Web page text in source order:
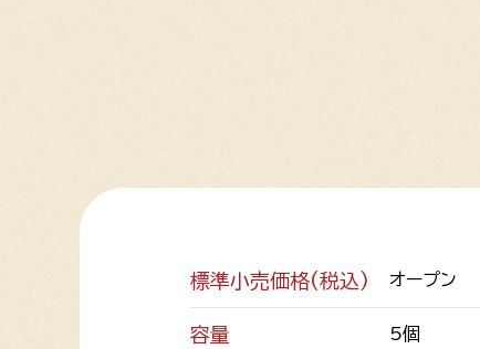
標準小売価格(税込) オープン
容量 5個